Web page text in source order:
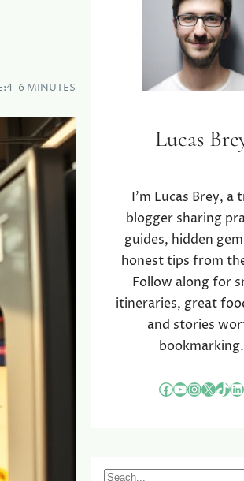
4–6 MINUTES
Lucas
I’m Lucas Brey, a
blogger sharing
guides, hidden
honest tips from
Follow along for
itineraries, great
and stories
bookmarking.
Facebook YouTube InstagramX TikTok LinkedIn